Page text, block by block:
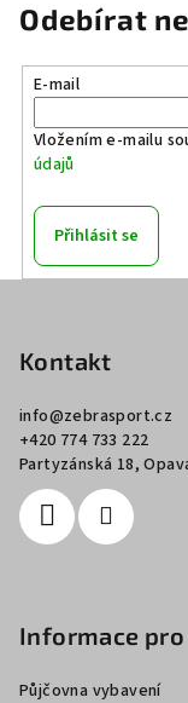
Odebírat
E-mail
Vložením e-mailu
údajů
Přihlásit se
Kontakt
info@zebrasport.cz
+420 774 733 222
Partyzánská 18,
Informace pro
Půjčovna vybavení